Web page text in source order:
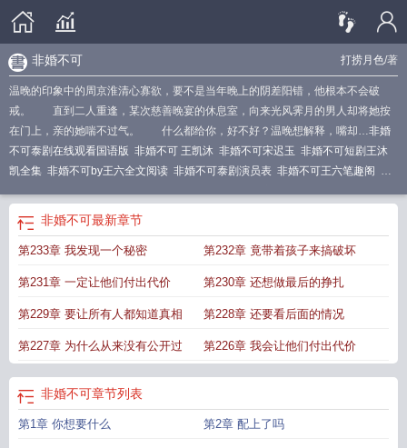
打捞月色/著
非婚不可
温晚的印象中的周京淮清心寡欲，要不是当年晚上的阴差阳错，他根本不会破
戒。 直到二人重逢，某次慈善晚宴的休息室，向来光风霁月的男人却将她按
在门上，亲的她喘不过气。 什么都给你，好不好？温晚想解释，嘴却…非婚
不可泰剧在线观看国语版 非婚不可 王凯沐 非婚不可宋迟玉 非婚不可短剧王沐
凯全集 非婚不可by王六全文阅读 非婚不可泰剧演员表 非婚不可王六笔趣阁 非
婚不可短剧
非婚不可王六全文免费阅读
费阅读
电视剧全集非婚不可泰剧泰语免费观看非婚不可泰语版全集非婚不可泰剧
玉齐砚舟
非婚不可by王六非婚不可 电视剧 非婚不可泰剧完整版 非婚不可
txt非婚不可电视剧全集免费观看非婚不可txt百度非婚不可电视剧非婚不可王
国语版电视剧免费观看非婚不可王凯沐短剧免费 非婚不可短剧全集非婚不可
外txt
非婚不可最新章节
第233章 我发现一个秘密 第232章 竟带着孩子来搞破坏
第231章 一定让他们付出代价 第230章 还想做最后的挣扎
第229章 要让所有人都知道真相 第228章 还要看后面的情况
第227章 为什么从来没有公开过 第226章 我会让他们付出代价
非婚不可章节列表
第1章 你想要什么 第2章 配上了吗